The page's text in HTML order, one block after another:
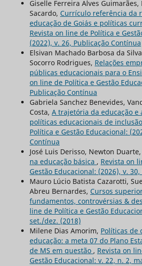
Giselle Ferreira Alves Guimarães,
Sacardo, Currículo referência da
educação de Goiás e políticas
Revista on line de Política e
(2022), v. 26, Publicação Contínua
Elsivan Machado Barbosa da
Socorro Rodrigues, Relações
públicas educacionais para o
on line de Política e Gestão
Publicação Contínua
Gabriela Sanchez Benevides,
Costa, A trajetória da educação e
políticas educacionais de inclusão
Política e Gestão Educacional:
Contínua
José Luis Derisso, Newton Duarte,
na educação básica , Revista on
Gestão Educacional: (2026), v.
Mauro Lúcio Batista Cazarotti,
Abreu Bernardes, Cursos
fundamentos, controvérsias &
line de Política e Gestão
set./dez. (2018)
Milene Dias Amorim, Políticas de
educação: a meta 07 do Plano
de MS em questão , Revista on
Gestão Educacional: v. 22, n. 2,